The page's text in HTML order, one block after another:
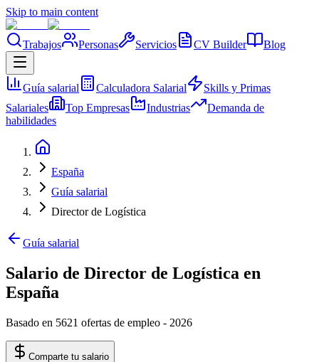
Skip to main content
Trabajos Personas Servicios CV Builder Blog
Guía salarial Calculadora Salarial
Skills y Primas
Salariales
Top Empresas Industrias
Demanda de
habilidades
España
Guía salarial
Director de Logística
Guía salarial
Salario de Director de Logística en
España
Basado en 5621 ofertas de empleo - 2026
Comparte tu salario